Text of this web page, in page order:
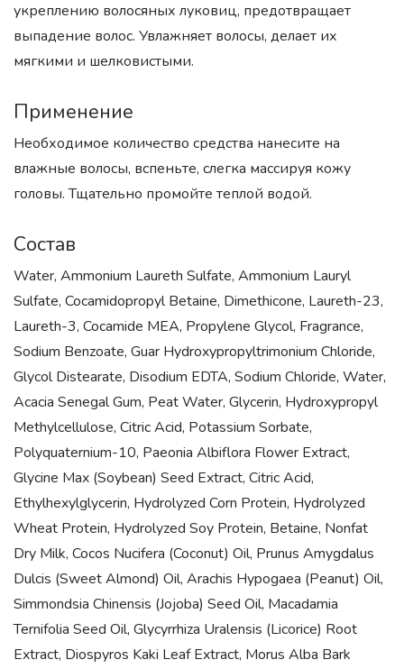
укреплению волосяных луковиц, предотвращает
выпадение волос. Увлажняет волосы, делает их
мягкими и шелковистыми.
Применение
Необходимое количество средства нанесите на
влажные волосы, вспеньте, слегка массируя кожу
головы. Тщательно промойте теплой водой.
Состав
Water, Ammonium Laureth Sulfate, Ammonium Lauryl
Sulfate, Cocamidopropyl Betaine, Dimethicone, Laureth-23,
Laureth-3, Cocamide MEA, Propylene Glycol, Fragrance,
Sodium Benzoate, Guar Hydroxypropyltrimonium Chloride,
Glycol Distearate, Disodium EDTA, Sodium Chloride, Water,
Acacia Senegal Gum, Peat Water, Glycerin, Hydroxypropyl
Methylcellulose, Citric Acid, Potassium Sorbate,
Polyquaternium-10, Paeonia Albiflora Flower Extract,
Glycine Max (Soybean) Seed Extract, Citric Acid,
Ethylhexylglycerin, Hydrolyzed Corn Protein, Hydrolyzed
Wheat Protein, Hydrolyzed Soy Protein, Betaine, Nonfat
Dry Milk, Cocos Nucifera (Coconut) Oil, Prunus Amygdalus
Dulcis (Sweet Almond) Oil, Arachis Hypogaea (Peanut) Oil,
Simmondsia Chinensis (Jojoba) Seed Oil, Macadamia
Ternifolia Seed Oil, Glycyrrhiza Uralensis (Licorice) Root
Extract, Diospyros Kaki Leaf Extract, Morus Alba Bark